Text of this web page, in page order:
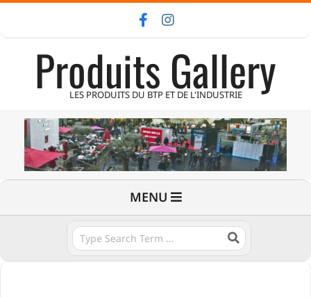
Produits Gallery
LES PRODUITS DU BTP ET DE L'INDUSTRIE
Primary
MENU